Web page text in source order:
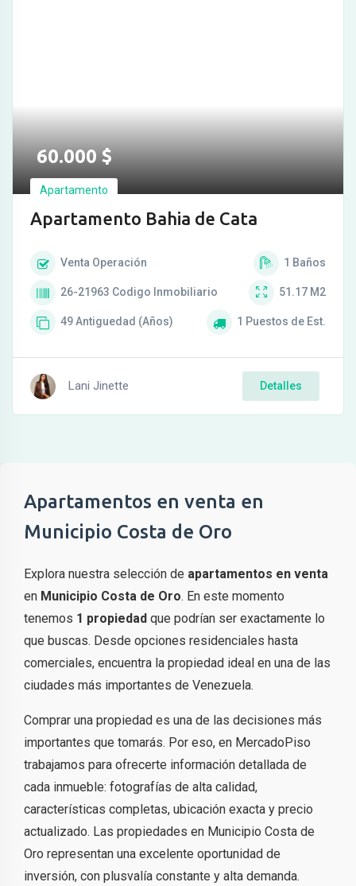
60.000$
Apartamento
Apartamento Bahia de Cata
Venta Operación 1 Baños
26-21963 Codigo Inmobiliario 51.17 M2
49Antiguedad (Años) 1 Puestos de Est.
Lani Jinette Detalles
Apartamentos en venta en
Municipio Costa de Oro
Explora nuestra selección de apartamentos en venta
en Municipio Costa de Oro. En este momento
tenemos 1 propiedad que podrían ser exactamente lo
que buscas. Desde opciones residenciales hasta
comerciales, encuentra la propiedad ideal en una de las
ciudades más importantes de Venezuela.
Comprar una propiedad es una de las decisiones más
importantes que tomarás. Por eso, en MercadoPiso
trabajamos para ofrecerte información detallada de
cada inmueble: fotografías de alta calidad,
características completas, ubicación exacta y precio
actualizado. Las propiedades en Municipio Costa de
Oro representan una excelente oportunidad de
inversión, con plusvalía constante y alta demanda.